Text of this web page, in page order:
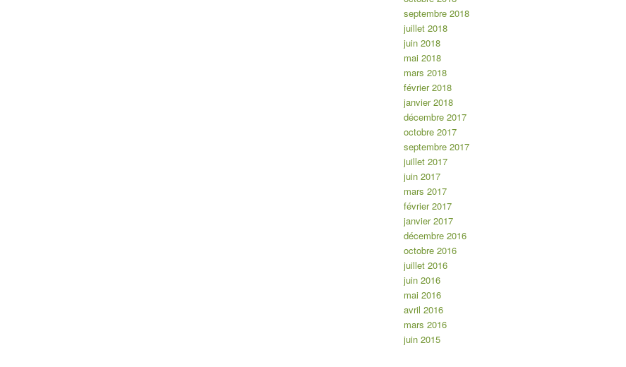
septembre 2018
juillet 2018
juin 2018
mai 2018
mars 2018
février 2018
janvier 2018
décembre 2017
octobre 2017
septembre 2017
juillet 2017
juin 2017
mars 2017
février 2017
janvier 2017
décembre 2016
octobre 2016
juillet 2016
juin 2016
mai 2016
avril 2016
mars 2016
juin 2015